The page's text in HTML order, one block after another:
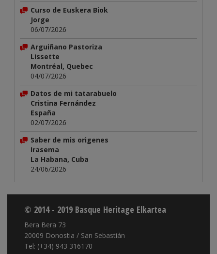
Curso de Euskera Biok
Jorge
06/07/2026
Arguiñano Pastoriza
Lissette
Montréal, Quebec
04/07/2026
Datos de mi tatarabuelo
Cristina Fernández
España
02/07/2026
Saber de mis origenes
Irasema
La Habana, Cuba
24/06/2026
© 2014 - 2019 Basque Heritage Elkartea
Bera Bera 73
20009 Donostia / San Sebastián
Tel: (+34) 943 316170